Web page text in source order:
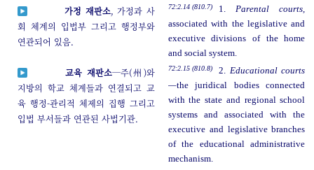
가정 재판소, 가정과 사
회 체계의 입법부 그리고 행정부와
연관되어 있음.
72:2.14 (810.7) 1. Parental courts,
associated with the legislative and
executive divisions of the home
and social system.
교육 재판소─주(州)와
지방의 학교 체계들과 연결되고 교
육 행정-관리적 체제의 집행 그리고
입법 부서들과 연관된 사법기관.
72:2.15 (810.8) 2. Educational courts
—the juridical bodies connected
with the state and regional school
systems and associated with the
executive and legislative branches
of the educational administrative
mechanism.